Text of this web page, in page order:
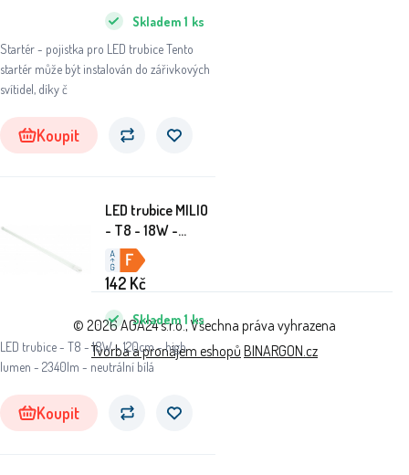
Startér - pojistka pro LED trubice Tento
startér může být instalován do zářivkových
svítidel, díky č
Skladem 1 ks
Koupit
LED trubice MILIO
- T8 - 18W -
120cm - high
lumen - 2550lm -
neutrální bílá
LED trubice - T8 - 18W - 120cm - high
lumen - 2340lm - neutrální bílá
Skladem 1 ks
142 Kč
Koupit
© 2026 AGA24 s.r.o., Všechna práva vyhrazena
Tvorba a pronájem eshopů BINARGON.cz